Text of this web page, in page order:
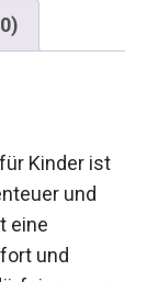
eine
und